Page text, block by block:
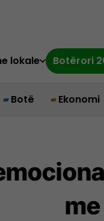
lokale Botërori
Botë Ekonomi